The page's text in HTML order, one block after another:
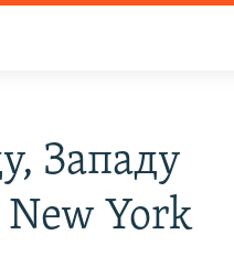
Западу
York